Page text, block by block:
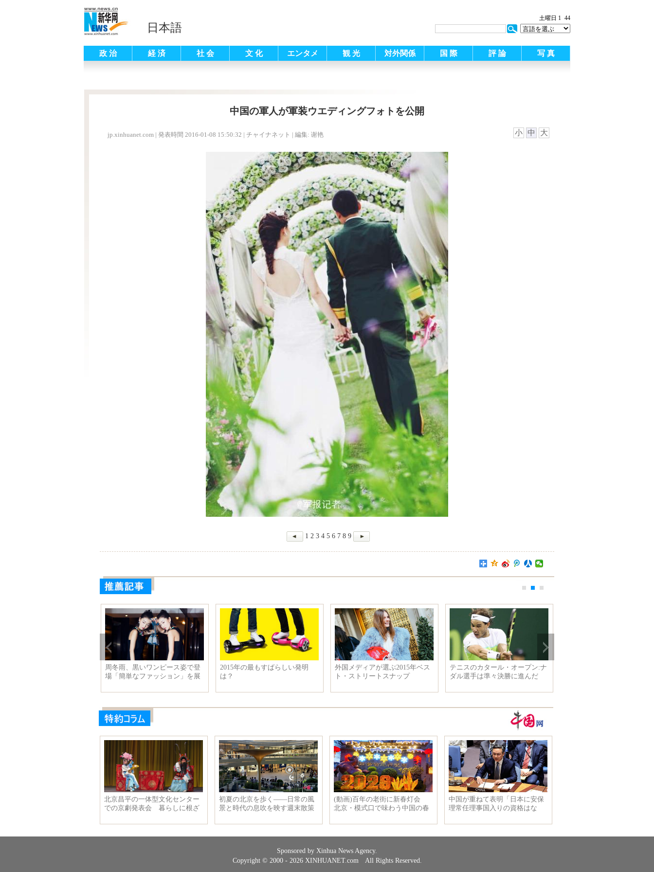
日本語
土曜日 1 44
政 治 経 済 社 会 文 化 エンタメ 観 光 対外関係 国 際 評 論 写 真
中国の軍人が軍装ウエディングフォトを公開
jp.xinhuanet.com | 発表時間 2016-01-08 15:50:32 | チャイナネット | 編集: 谢艳 小 中 大
1 2 3 4 5 6 7 8 9
外国メディアが選ぶ2015年ベス
ト・ストリートスナップ
テニスのカタール・オープン:ナ
ダル選手は準々決勝に進んだ
小学生の「世界の名画真似ショ
ー」 演技派ばかり！
ワシントン国立動物園のパンダ
「 ベイベイ」が健康診断
Sponsored by Xinhua News Agency.
Copyright © 2000 - 2026 XINHUANET.com All Rights Reserved.